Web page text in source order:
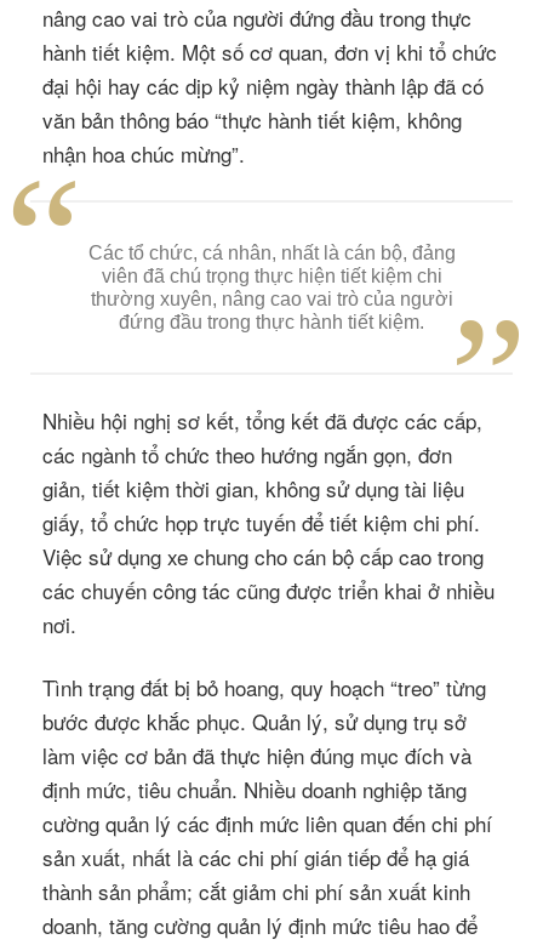
nâng cao vai trò của người đứng đầu trong thực
hành tiết kiệm. Một số cơ quan, đơn vị khi tổ chức
đại hội hay các dịp kỷ niệm ngày thành lập đã có
văn bản thông báo “thực hành tiết kiệm, không
nhận hoa chúc mừng”.
Các tổ chức, cá nhân, nhất là cán bộ, đảng
viên đã chú trọng thực hiện tiết kiệm chi
thường xuyên, nâng cao vai trò của người
đứng đầu trong thực hành tiết kiệm.
Nhiều hội nghị sơ kết, tổng kết đã được các cấp,
các ngành tổ chức theo hướng ngắn gọn, đơn
giản, tiết kiệm thời gian, không sử dụng tài liệu
giấy, tổ chức họp trực tuyến để tiết kiệm chi phí.
Việc sử dụng xe chung cho cán bộ cấp cao trong
các chuyến công tác cũng được triển khai ở nhiều
nơi.
Tình trạng đất bị bỏ hoang, quy hoạch “treo” từng
bước được khắc phục. Quản lý, sử dụng trụ sở
làm việc cơ bản đã thực hiện đúng mục đích và
định mức, tiêu chuẩn. Nhiều doanh nghiệp tăng
cường quản lý các định mức liên quan đến chi phí
sản xuất, nhất là các chi phí gián tiếp để hạ giá
thành sản phẩm; cắt giảm chi phí sản xuất kinh
doanh, tăng cường quản lý định mức tiêu hao để